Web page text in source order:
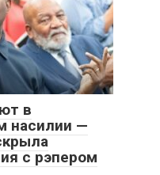
в
насилии —
с рэпером